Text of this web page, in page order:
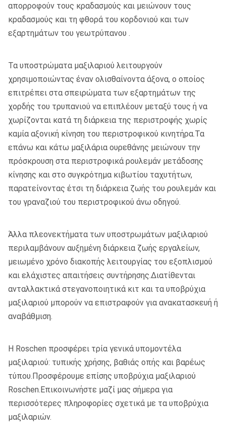
απορροφούν τους κραδασμούς και μειώνουν τους
κραδασμούς και τη φθορά του κορδονιού και των
εξαρτημάτων του γεωτρύπανου .
Τα υποστρώματα μαξιλαριού λειτουργούν
χρησιμοποιώντας έναν ολισθαίνοντα άξονα, ο οποίος
επιτρέπει στα σπειρώματα των εξαρτημάτων της
χορδής του τρυπανιού να επιπλέουν μεταξύ τους ή να
χωρίζονται κατά τη διάρκεια της περιστροφής χωρίς
καμία αξονική κίνηση του περιστροφικού κινητήρα.Τα
επάνω και κάτω μαξιλάρια ουρεθάνης μειώνουν την
πρόσκρουση στα περιστροφικά ρουλεμάν μετάδοσης
κίνησης και στο συγκρότημα κιβωτίου ταχυτήτων,
παρατείνοντας έτσι τη διάρκεια ζωής του ρουλεμάν και
του γραναζιού του περιστροφικού άνω οδηγού.
Άλλα πλεονεκτήματα των υποστρωμάτων μαξιλαριού
περιλαμβάνουν αυξημένη διάρκεια ζωής εργαλείων,
μειωμένο χρόνο διακοπής λειτουργίας του εξοπλισμού
και ελάχιστες απαιτήσεις συντήρησης.Διατίθενται
ανταλλακτικά στεγανοποιητικά κιτ και τα υποβρύχια
μαξιλαριού μπορούν να επιστραφούν για ανακατασκευή ή
αναβάθμιση.
Η Roschen προσφέρει τρία γενικά υπομοντέλα
μαξιλαριού: τυπικής χρήσης, βαθιάς οπής και βαρέως
τύπου.Προσφέρουμε επίσης υποβρύχια μαξιλαριού
Roschen.Επικοινωνήστε μαζί μας σήμερα για
περισσότερες πληροφορίες σχετικά με τα υποβρύχια
μαξιλαριών.